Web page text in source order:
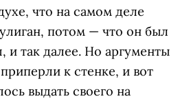
что на самом деле
потом — что он был
и так далее. Но аргументы
к стенке, и вот
выдать своего на